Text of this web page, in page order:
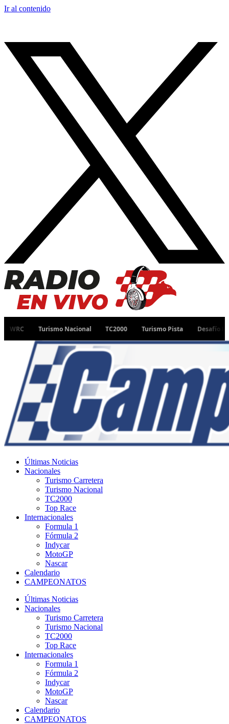
Ir al contenido
Turismo Nacional TC2000 Turismo Pista Desafío Ruta 40
Últimas Noticias
Nacionales
Turismo Carretera
Turismo Nacional
TC2000
Top Race
Internacionales
Formula 1
Fórmula 2
Indycar
MotoGP
Nascar
Calendario
CAMPEONATOS
Últimas Noticias
Nacionales
Turismo Carretera
Turismo Nacional
TC2000
Top Race
Internacionales
Formula 1
Fórmula 2
Indycar
MotoGP
Nascar
Calendario
CAMPEONATOS